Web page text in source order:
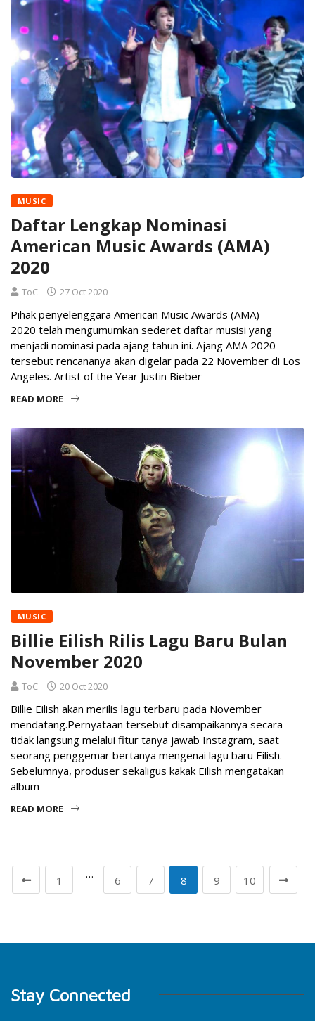
MUSIC
Daftar Lengkap Nominasi
American Music Awards (AMA)
2020
ToC 27 Oct 2020
Pihak penyelenggara American Music Awards (AMA)
2020 telah mengumumkan sederet daftar musisi yang
menjadi nominasi pada ajang tahun ini. Ajang AMA 2020
tersebut rencananya akan digelar pada 22 November di Los
Angeles. Artist of the Year Justin Bieber
READ MORE
MUSIC
Billie Eilish Rilis Lagu Baru Bulan
November 2020
ToC 20 Oct 2020
Billie Eilish akan merilis lagu terbaru pada November
mendatang.Pernyataan tersebut disampaikannya secara
tidak langsung melalui fitur tanya jawab Instagram, saat
seorang penggemar bertanya mengenai lagu baru Eilish.
Sebelumnya, produser sekaligus kakak Eilish mengatakan
album
READ MORE
1 … 6 7 8 9 10
Stay Connected